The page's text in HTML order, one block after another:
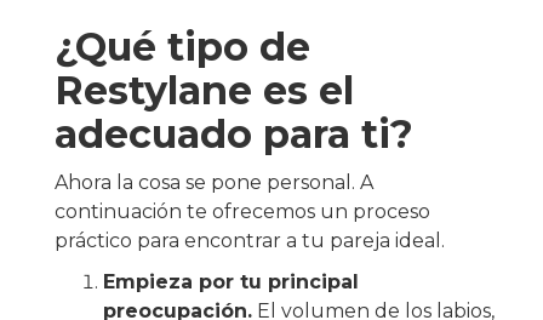
¿Qué tipo de
Restylane es el
adecuado para ti?
Ahora la cosa se pone personal. A
continuación te ofrecemos un proceso
práctico para encontrar a tu pareja ideal.
Empieza por tu principal
preocupación. El volumen de los labios,